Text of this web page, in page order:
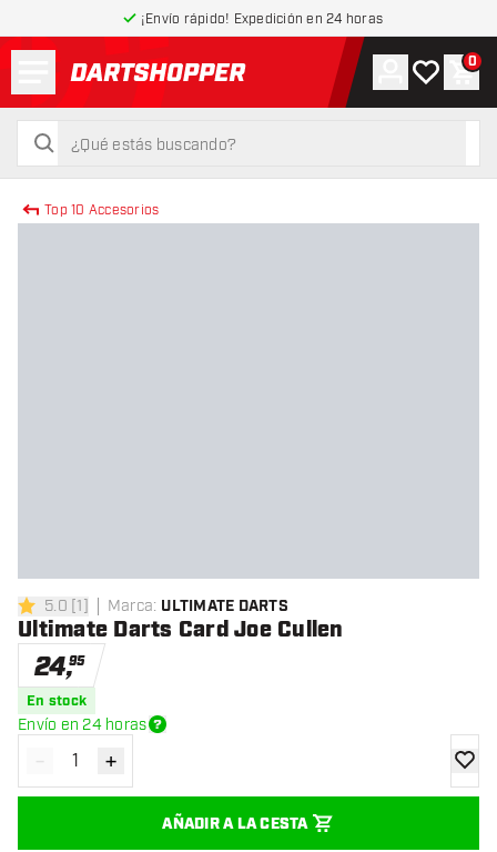
¡Envío rápido! Expedición en 24 horas
volver a la página de inicio
buscar
buscar
Cuenta
Mi lista de
0
Top 10 Accesorios
5 estrellas de puntuación
5.0 [1] Marca: ULTIMATE DARTS
Ultimate Darts Card Joe Cullen
24,95
En stock
Envío en 24 horas
Disminuir cantidad
- Aumentar cantidad
+
AÑADIR A LA CESTA